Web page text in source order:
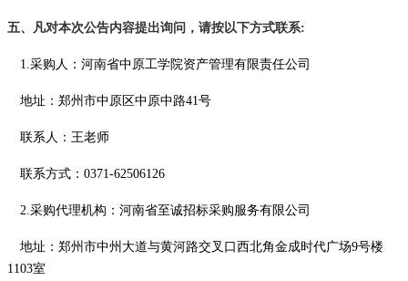
五、凡对本次公告内容提出询问，请按以下方式联系:
1.采购人：河南省中原工学院资产管理有限责任公司
地址：郑州市中原区中原中路41号
联系人：王老师
联系方式： 0371-62506126
2.采购代理机构：河南省至诚招标采购服务有限公司
地址：郑州市中州大道与黄河路交叉口西北角金成时代广场9号楼
1103室